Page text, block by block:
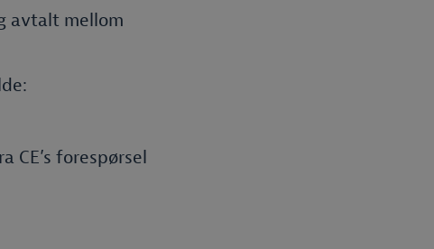
avtalt mellom
forespørsel